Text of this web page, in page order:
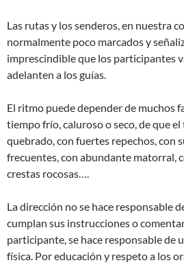
Las rutas y los senderos, en nuestra
normalmente poco marcados y
imprescindible que los participantes
adelanten a los guías.
El ritmo puede depender de muchos
tiempo frío, caluroso o seco, de que
quebrado, con fuertes repechos, con
frecuentes, con abundante matorral,
crestas rocosas….
La dirección no se hace responsable
cumplan sus instrucciones o
participante, se hace responsable de
física. Por educación y respeto a los